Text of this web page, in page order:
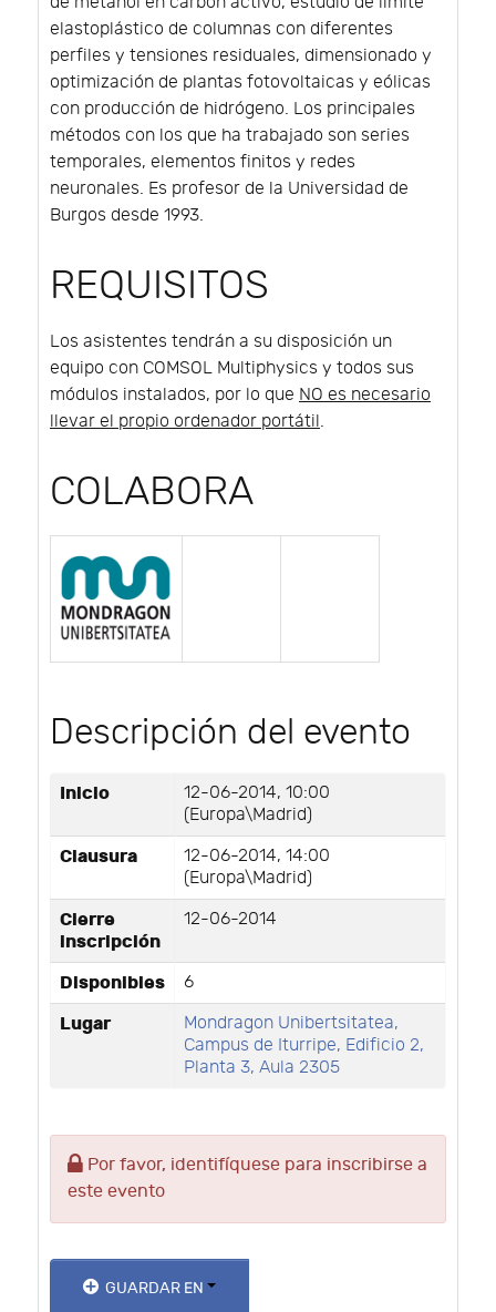
elastoplástico de columnas con diferentes
perfiles y tensiones residuales, dimensionado y
optimización de plantas fotovoltaicas y eólicas
con producción de hidrógeno. Los principales
métodos con los que ha trabajado son series
temporales, elementos finitos y redes
neuronales. Es profesor de la Universidad de
Burgos desde 1993.
REQUISITOS
Los asistentes tendrán a su disposición un
equipo con COMSOL Multiphysics y todos sus
módulos instalados, por lo que NO es necesario
llevar el propio ordenador portátil.
COLABORA
Descripción del evento
Inicio
12-06-2014, 10:00
(Europa\Madrid)
Clausura
12-06-2014, 14:00
(Europa\Madrid)
Cierre
inscripción
12-06-2014
Disponibles 6
Lugar
Mondragon Unibertsitatea,
Campus de Iturripe, Edificio 2,
Planta 3, Aula 2305
Por favor, identifíquese para inscribirse a
este evento
GUARDAR EN